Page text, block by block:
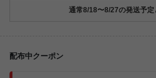
通常8/18〜8/27の発送予定
配布中クーポン